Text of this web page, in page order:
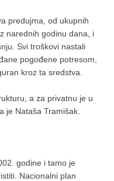
predujma, od ukupnih
narednih godinu dana, i
Svi troškovi nastali
pogođene potresom,
kroz ta sredstva.
a za privatnu je u
je Nataša Tramišak.
godine i tamo je
Nacionalni plan